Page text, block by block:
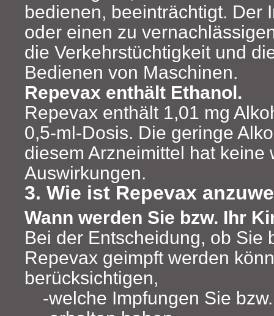
bedienen, beeinträchtigt. Der
oder einen zu
die Verkehrstüchtigkeit und
Bedienen von Maschinen.
Repevax enthält Ethanol.
Repevax enthält 1,01 mg
0,5-ml-Dosis. Die geringe
diesem Arzneimittel hat keine
Auswirkungen.
3. Wie ist Repevax
Wann werden Sie bzw. Ihr
Bei der Entscheidung, ob Sie
Repevax geimpft werden
berücksichtigen,
welche Impfungen Sie